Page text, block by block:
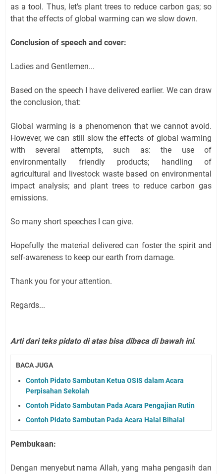
as a tool. Thus, let's plant trees to reduce carbon gas; so
that the effects of global warming can we slow down.
Conclusion of speech and cover:
Ladies and Gentlemen...
Based on the speech I have delivered earlier. We can draw
the conclusion, that:
Global warming is a phenomenon that we cannot avoid.
However, we can still slow the effects of global warming
with several attempts, such as: the use of
environmentally friendly products; handling of
agricultural and livestock waste based on environmental
impact analysis; and plant trees to reduce carbon gas
emissions.
So many short speeches I can give.
Hopefully the material delivered can foster the spirit and
self-awareness to keep our earth from damage.
Thank you for your attention.
Regards...
Arti dari teks pidato di atas bisa dibaca di bawah ini.
BACA JUGA
Contoh Pidato Sambutan Ketua OSIS dalam Acara
Perpisahan Sekolah
Contoh Pidato Sambutan Pada Acara Pengajian Rutin
Contoh Pidato Sambutan Pada Acara Halal Bihalal
Pembukaan:
Dengan menyebut nama Allah, yang maha pengasih dan